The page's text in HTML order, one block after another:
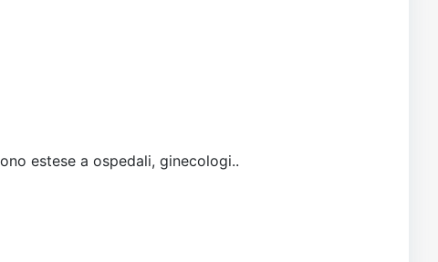
estese a ospedali, ginecologi..